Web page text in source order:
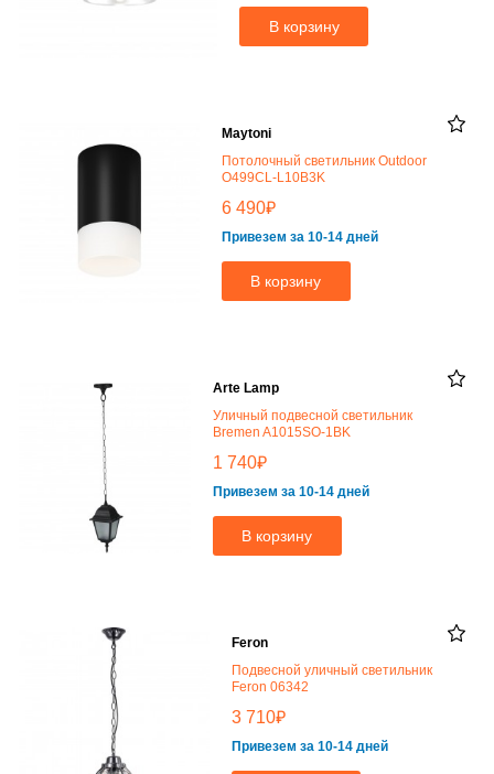
В корзину
Maytoni
Потолочный светильник Outdoor
O499CL-L10B3K
6 490₽
Привезем за 10-14 дней
В корзину
Arte Lamp
Уличный подвесной светильник
Bremen A1015SO-1BK
1 740₽
Привезем за 10-14 дней
В корзину
Feron
Подвесной уличный светильник
Feron 06342
3 710₽
Привезем за 10-14 дней